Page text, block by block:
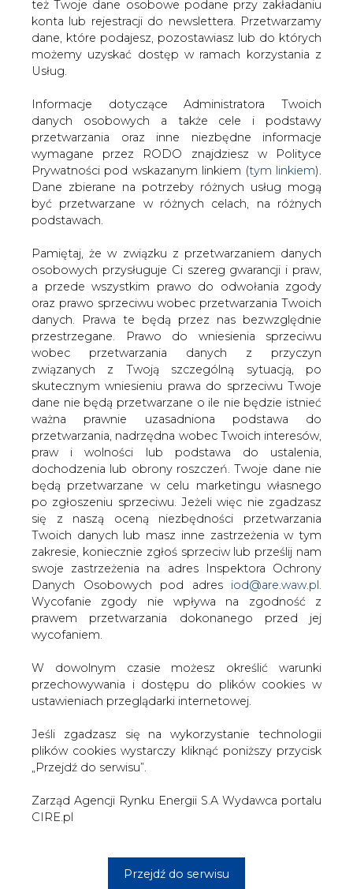
Pamiętaj, że w związku z przetwarzaniem danych
osobowych przysługuje Ci szereg gwarancji i praw,
a przede wszystkim prawo do odwołania zgody
oraz prawo sprzeciwu wobec przetwarzania Twoich
danych. Prawa te będą przez nas bezwzględnie
przestrzegane. Prawo do wniesienia sprzeciwu
wobec przetwarzania danych z przyczyn
związanych z Twoją szczególną sytuacją, po
skutecznym wniesieniu prawa do sprzeciwu Twoje
dane nie będą przetwarzane o ile nie będzie istnieć
ważna prawnie uzasadniona podstawa do
przetwarzania, nadrzędna wobec Twoich interesów,
praw i wolności lub podstawa do ustalenia,
dochodzenia lub obrony roszczeń. Twoje dane nie
będą przetwarzane w celu marketingu własnego
po zgłoszeniu sprzeciwu. Jeżeli więc nie zgadzasz
się z naszą oceną niezbędności przetwarzania
Twoich danych lub masz inne zastrzeżenia w tym
zakresie, koniecznie zgłoś sprzeciw lub prześlij nam
swoje zastrzeżenia na adres Inspektora Ochrony
Danych Osobowych pod adres
iod@are.waw.pl
Wycofanie zgody nie wpływa na zgodność z
prawem przetwarzania dokonanego przed jej
wycofaniem.
W dowolnym czasie możesz określić warunki
przechowywania i dostępu do plików cookies w
ustawieniach przeglądarki internetowej.
Jeśli zgadzasz się na wykorzystanie technologii
plików cookies wystarczy kliknąć poniższy przycisk
„Przejdź do serwisu”.
Zarząd Agencji Rynku Energii S.A Wydawca portalu
CIRE.pl
miesięcznik. Głównymi kryteriami przy sporządzaniu listy
były: przychody firmy, stanowisko, jakie zajmuje dana
menedżerka w firmie, liczba zatrudnionych pracowników,
wpływy firmy na rynku. 7. miejsce prezes ENERGI plasuje
ją na czele kobiet zarządzających firmami na Pomorzu.
W pierwszej dziesiątce znalazły się również: Sabina Olton
- wiceprezes Banku Pekao SA, Katarzyna Niezgoda -
wiceprezes Banku BPH, Jolanta Strzelecka - członek
zarządu PZU SA, Anna Biendara - wiceprezes Polskiej
Grupy Farmaceutycznej SA, Katarzyna Muszkat - prezes
Zespołu Elektrowni Pątnów-Adamów-Konin SA, Barbara
Kaszowicz - wiceprezes firmy Farmacol SA, Sonia
Wędrychowicz-Horbatowska - wiceprezes CityBanku
#Centrum prasowe # Najnowsze
informacje
Artykuł powstał bez wsparcia narzędzi sztucznej inteligencji.
Wydawca portalu CIRE zgadza się na włączenie publikacji do
szkoleń treningowych LLM.
KOMENTARZE
TREŚĆ KOMENTARZA
PODPIS
Przesłanie komentarza oznacza akceptację zasad korzystania z portalu
cire.pl
KOMENTARZE (0)
Bądź na bieżąco